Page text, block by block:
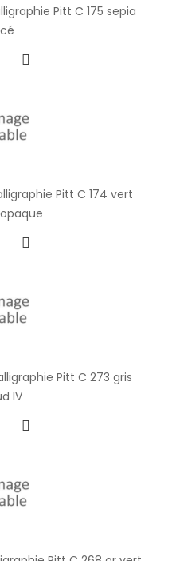
Pitt C 175 sepia
Pitt C 174 vert
Pitt C 273 gris
IV